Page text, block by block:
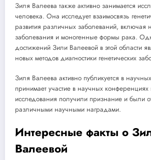
Зиля Валеева также активно занимается
человека. Она исследует взаимосвязь
развития различных заболеваний, включая
заболевания и моногенные формы рака.
достижений Зили Валеевой в этой области
новых методов диагностики генетических
Зиля Валеева активно публикуется в
принимает участие в научных
исследования получили признание и были
различными научными наградами.
Интересные факты о
Валеевой